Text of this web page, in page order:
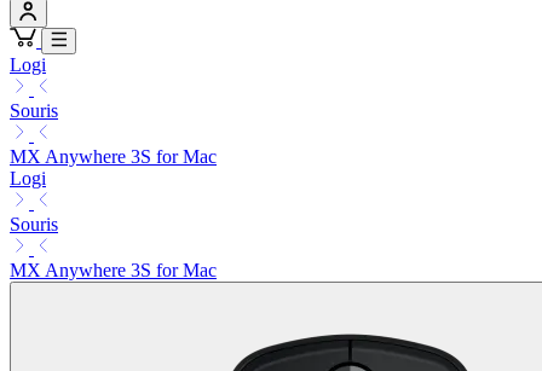
Logi
Souris
MX Anywhere 3S for Mac
Logi
Souris
MX Anywhere 3S for Mac